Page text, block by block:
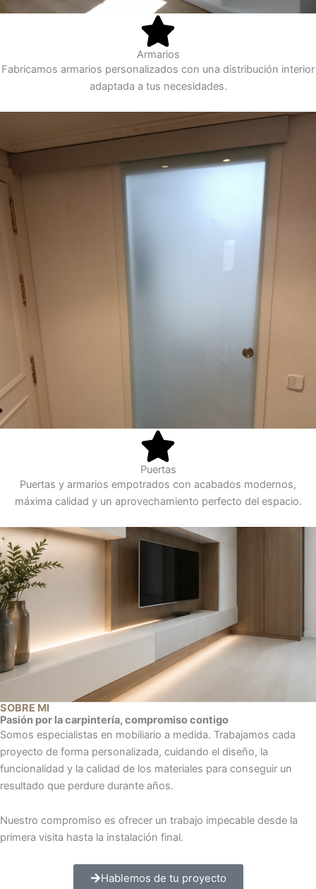
Armarios
Fabricamos armarios personalizados con una distribución interior
adaptada a tus necesidades.
Puertas
Puertas y armarios empotrados con acabados modernos,
máxima calidad y un aprovechamiento perfecto del espacio.
SOBRE MI
Pasión por la carpintería, compromiso contigo
Somos especialistas en mobiliario a medida. Trabajamos cada
proyecto de forma personalizada, cuidando el diseño, la
funcionalidad y la calidad de los materiales para conseguir un
resultado que perdure durante años.
Nuestro compromiso es ofrecer un trabajo impecable desde la
primera visita hasta la instalación final.
Hablemos de tu proyecto